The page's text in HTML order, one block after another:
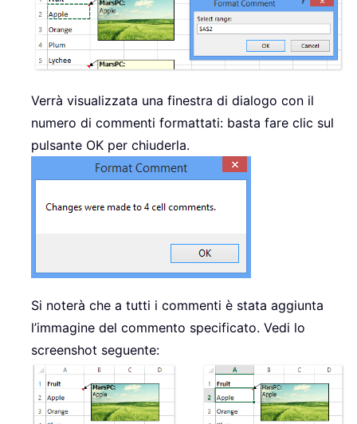
Verrà visualizzata una finestra di dialogo con il
numero di commenti formattati: basta fare clic sul
pulsante OK per chiuderla.
Si noterà che a tutti i commenti è stata aggiunta
l’immagine del commento specificato. Vedi lo
screenshot seguente: